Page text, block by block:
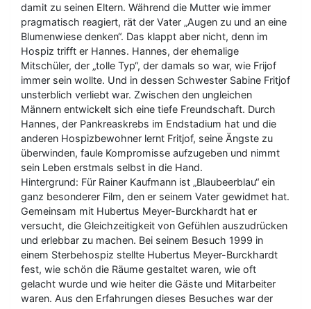
damit zu seinen Eltern. Während die Mutter wie immer
pragmatisch reagiert, rät der Vater „Augen zu und an eine
Blumenwiese denken“. Das klappt aber nicht, denn im
Hospiz trifft er Hannes. Hannes, der ehemalige
Mitschüler, der „tolle Typ“, der damals so war, wie Frijof
immer sein wollte. Und in dessen Schwester Sabine Fritjof
unsterblich verliebt war. Zwischen den ungleichen
Männern entwickelt sich eine tiefe Freundschaft. Durch
Hannes, der Pankreaskrebs im Endstadium hat und die
anderen Hospizbewohner lernt Fritjof, seine Ängste zu
überwinden, faule Kompromisse aufzugeben und nimmt
sein Leben erstmals selbst in die Hand.
Hintergrund: Für Rainer Kaufmann ist „Blaubeerblau“ ein
ganz besonderer Film, den er seinem Vater gewidmet hat.
Gemeinsam mit Hubertus Meyer-Burckhardt hat er
versucht, die Gleichzeitigkeit von Gefühlen auszudrücken
und erlebbar zu machen. Bei seinem Besuch 1999 in
einem Sterbehospiz stellte Hubertus Meyer-Burckhardt
fest, wie schön die Räume gestaltet waren, wie oft
gelacht wurde und wie heiter die Gäste und Mitarbeiter
waren. Aus den Erfahrungen dieses Besuches war der